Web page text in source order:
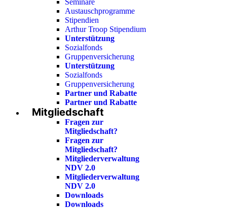
Austauschprogramme
Stipendien
Arthur Troop Stipendium
Unterstützung
Sozialfonds
Gruppenversicherung
Unterstützung
Sozialfonds
Gruppenversicherung
Partner und Rabatte
Partner und Rabatte
Mitgliedschaft
Fragen zur
Mitgliedschaft?
Fragen zur
Mitgliedschaft?
Mitgliederverwaltung
NDV 2.0
Mitgliederverwaltung
NDV 2.0
Downloads
Downloads